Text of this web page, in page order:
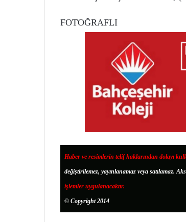
FOTOĞRAFLI
Haber ve resimlerin telif haklarından dolayı
değiştirilemez, yayınlanamaz veya satılamaz.
işlemler uygulanacaktır.
© Copyright 2014